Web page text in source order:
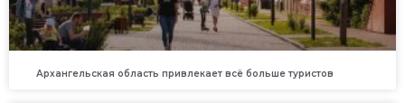
Архангельская область привлекает всё больше туристов